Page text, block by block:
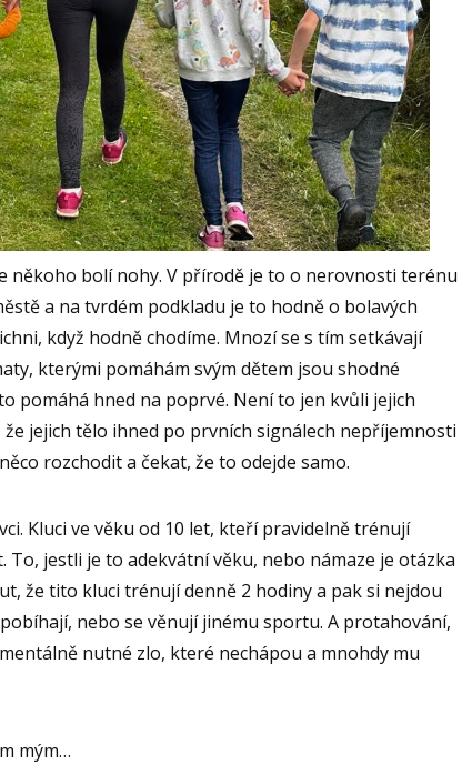
někoho bolí nohy. V přírodě je to o nerovnosti terénu
a na tvrdém podkladu je to hodně o bolavých
když hodně chodíme. Mnozí se s tím setkávají
kterými pomáhám svým dětem jsou shodné
pomáhá hned na poprvé. Není to jen kvůli jejich
jejich tělo ihned po prvních signálech nepříjemnosti
rozchodit a čekat, že to odejde samo.
Kluci ve věku od 10 let, kteří pravidelně trénují
To, jestli je to adekvátní věku, nebo námaze je otázka
že tito kluci trénují denně 2 hodiny a pak si nejdou
nebo se věnují jinému sportu. A protahování,
nutné zlo, které nechápou a mnohdy mu
mým…